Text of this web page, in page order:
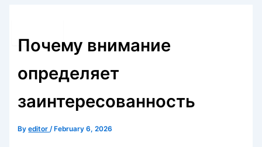
Почему внимание
определяет
заинтересованность
Byeditor/ February 6, 2026